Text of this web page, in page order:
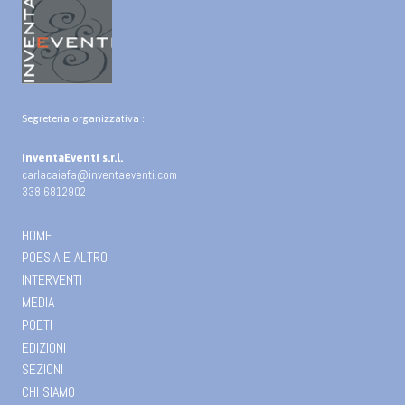
Segreteria organizzativa :
InventaEventi s.r.l.
carlacaiafa@inventaeventi.com
338 6812902
HOME
POESIA E ALTRO
INTERVENTI
MEDIA
POETI
EDIZIONI
SEZIONI
CHI SIAMO